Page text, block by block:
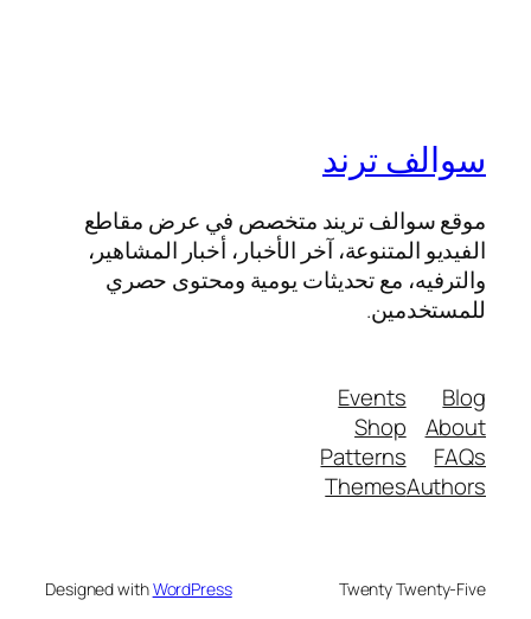
سوالف ترند
موقع سوالف تريند متخصص في عرض مقاطع
الفيديو المتنوعة، آخر الأخبار، أخبار المشاهير،
والترفيه، مع تحديثات يومية ومحتوى حصري
للمستخدمين.
Blog
About
FAQs
Authors
Events
Shop
Patterns
Themes
Twenty Twenty-Five
Designed withWordPress